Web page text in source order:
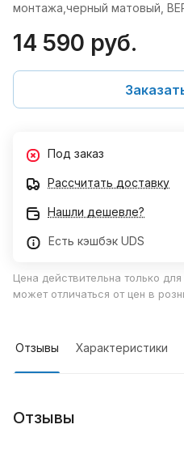
монтажа,черный матовый,
14 590 руб.
Под заказ
Рассчитать доставку
Нашли дешевле?
Есть кэшбэк UDS
Цена действительна только
может отличаться от цен в
Отзывы Характеристики
Отзывы